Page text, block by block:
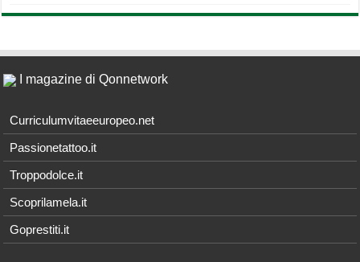
I magazine di Qonnetwork
Curriculumvitaeeuropeo.net
Passionetattoo.it
Troppodolce.it
Scoprilamela.it
Goprestiti.it